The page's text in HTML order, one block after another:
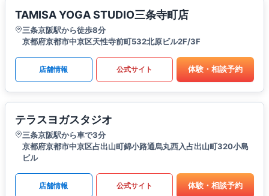
TAMISA YOGA STUDIO三条寺町店
三条京阪駅から徒歩8分
京都府京都市中京区天性寺前町532北原ビル2F/3F
店舗情報 公式サイト 体験・相談予約
テラスヨガスタジオ
三条京阪駅から車で3分
京都府京都市中京区占出山町錦小路通烏丸西入占出山町320小島
ビル
店舗情報 公式サイト 体験・相談予約